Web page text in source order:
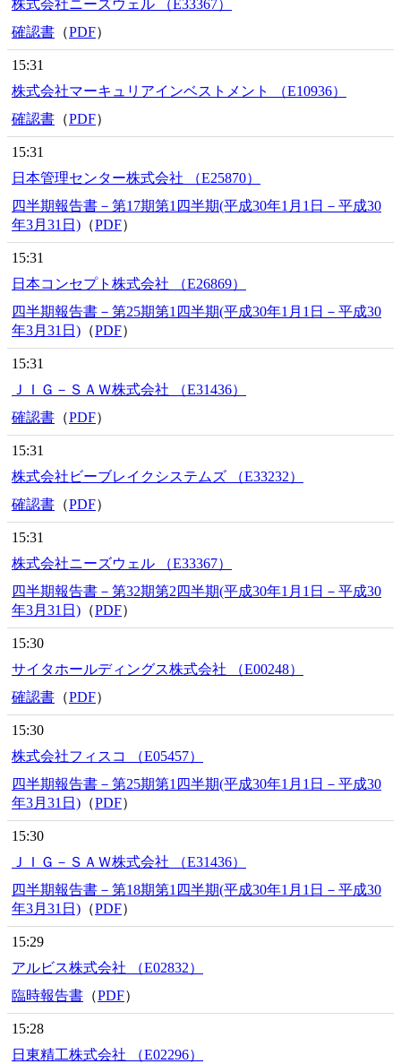
株式会社ニーズウェル （E33367）
確認書 （PDF）
15:31
株式会社マーキュリアインベストメント （E10936）
確認書 （PDF）
15:31
日本管理センター株式会社 （E25870）
四半期報告書－第17期第1四半期(平成30年1月1日－平成30
年3月31日) （PDF）
15:31
日本コンセプト株式会社 （E26869）
四半期報告書－第25期第1四半期(平成30年1月1日－平成30
年3月31日) （PDF）
15:31
ＪＩＧ－ＳＡＷ株式会社 （E31436）
確認書 （PDF）
15:31
株式会社ビーブレイクシステムズ （E33232）
確認書 （PDF）
15:31
株式会社ニーズウェル （E33367）
四半期報告書－第32期第2四半期(平成30年1月1日－平成30
年3月31日) （PDF）
15:30
サイタホールディングス株式会社 （E00248）
確認書 （PDF）
15:30
株式会社フィスコ （E05457）
四半期報告書－第25期第1四半期(平成30年1月1日－平成30
年3月31日) （PDF）
15:30
ＪＩＧ－ＳＡＷ株式会社 （E31436）
四半期報告書－第18期第1四半期(平成30年1月1日－平成30
年3月31日) （PDF）
15:29
アルビス株式会社 （E02832）
臨時報告書 （PDF）
15:28
日東精工株式会社 （E02296）